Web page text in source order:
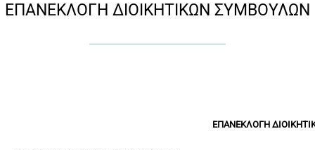
ΕΠΑΝΕΚΛΟΓΗ ΔΙΟΙΚΗΤΙΚΩΝ ΣΥΜΒΟΥΛΩΝ
ΕΠΑΝΕΚΛΟΓΗ